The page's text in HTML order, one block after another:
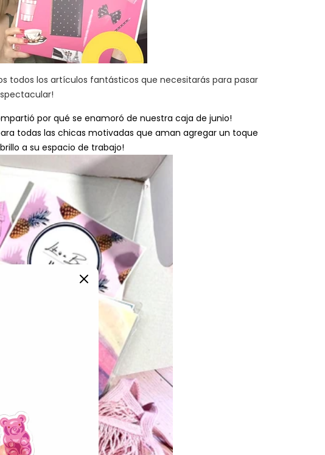
todos los artículos fantásticos que necesitarás para pasar
por qué se enamoró de nuestra caja de junio!
todas las chicas motivadas que aman agregar un toque
a su espacio de trabajo!